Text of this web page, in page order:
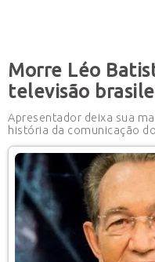
Morre Léo
televisão
Apresentador deixa sua
história da comunicação